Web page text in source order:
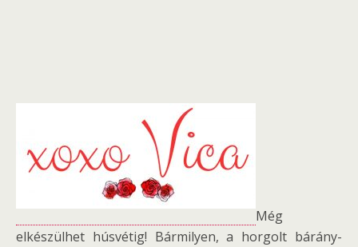
Még
elkészülhet húsvétig! Bármilyen, a horgolt bárány-